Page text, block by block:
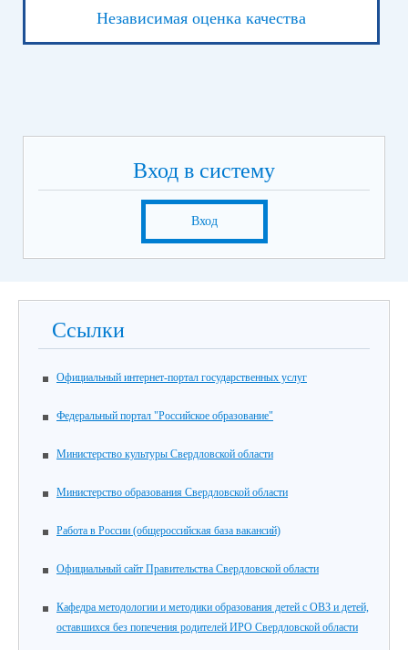
Независимая оценка качества
Вход в систему
Вход
Ссылки
Официальный интернет-портал государственных услуг
Федеральный портал "Российское образование"
Министерство культуры Свердловской области
Министерство образования Свердловской области
Работа в России (общероссийская база вакансий)
Официальный сайт Правительства Свердловской области
Кафедра методологии и методики образования детей с ОВЗ и детей,
оставшихся без попечения родителей ИРО Свердловской области